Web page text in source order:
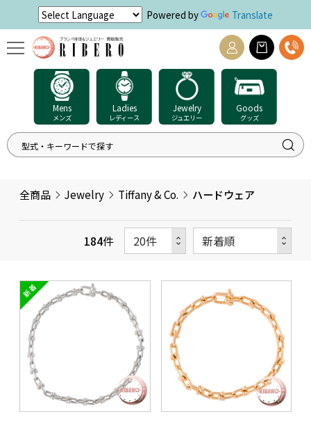
Powered by Translate
Mens
メンズ
Ladies
レディース
Jewelry
ジュエリー
Goods
グッズ
全商品 Jewelry Tiffany & Co. ハードウェア
184件